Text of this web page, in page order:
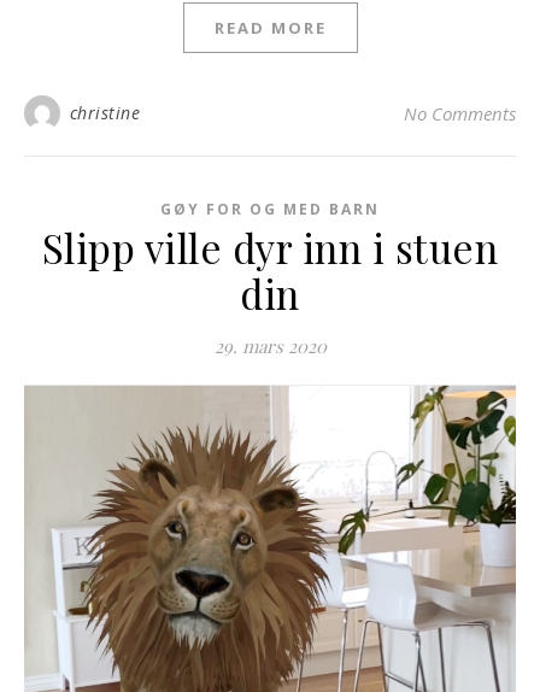
READ MORE
christine No Comments
GØY FOR OG MED BARN
Slipp ville dyr inn i stuen
din
29. mars 2020